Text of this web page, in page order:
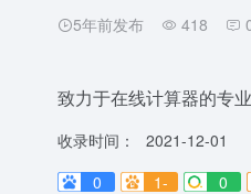
5年前发布 418
致力于在线计算器的专
收录时间：
2021-12-01
0
1- 0